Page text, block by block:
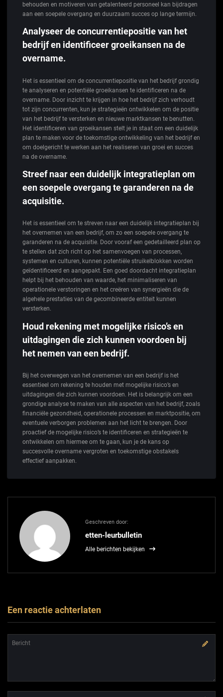
behouden en motiveren van getalenteerd personeel kan bijdragen
aan een soepele overgang en duurzaam succes op lange termijn.
Analyseer de concurrentiepositie van het
bedrijf en identificeer groeikansen na de
overname.
Het is essentieel om de concurrentiepositie van het bedrijf grondig
te analyseren en potentiële groeikansen te identificeren na de
overname. Door inzicht te krijgen in hoe het bedrijf zich verhoudt
tot zijn concurrenten, kun je strategieën ontwikkelen om de positie
van het bedrijf te versterken en nieuwe marktkansen te benutten.
Het identificeren van groeikansen stelt je in staat om een duidelijk
plan te maken voor de toekomstige ontwikkeling van het bedrijf en
om doelgericht te werken aan het realiseren van groei en succes
na de overname.
Streef naar een duidelijk integratieplan om
een soepele overgang te garanderen na de
acquisitie.
Het is essentieel om te streven naar een duidelijk integratieplan bij
het overnemen van een bedrijf, om zo een soepele overgang te
garanderen na de acquisitie. Door vooraf een gedetailleerd plan op
te stellen dat zich richt op het samenvoegen van processen,
systemen en culturen, kunnen potentiële struikelblokken worden
geïdentificeerd en aangepakt. Een goed doordacht integratieplan
helpt bij het behouden van waarde, het minimaliseren van
operationele verstoringen en het creëren van synergieën die de
algehele prestaties van de gecombineerde entiteit kunnen
versterken.
Houd rekening met mogelijke risico’s en
uitdagingen die zich kunnen voordoen bij
het nemen van een bedrijf.
Bij het overwegen van het overnemen van een bedrijf is het
essentieel om rekening te houden met mogelijke risico’s en
uitdagingen die zich kunnen voordoen. Het is belangrijk om een
grondige analyse te maken van alle aspecten van het bedrijf, zoals
financiële gezondheid, operationele processen en marktpositie, om
eventuele verborgen problemen aan het licht te brengen. Door
proactief de mogelijke risico’s te identificeren en strategieën te
ontwikkelen om hiermee om te gaan, kun je de kans op
succesvolle overname vergroten en toekomstige obstakels
effectief aanpakken.
Geschreven door:
etten-leurbulletin
Alle berichten bekijken
Een reactie achterlaten